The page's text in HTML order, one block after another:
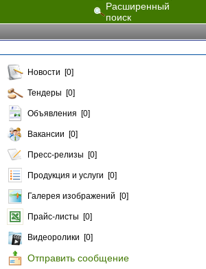
Расширенный
поиск
Новости [0]
Тендеры [0]
Объявления [0]
Вакансии [0]
Пресс-релизы [0]
Продукция и услуги [0]
Галерея изображений [0]
Прайс-листы [0]
Видеоролики [0]
Отправить сообщение